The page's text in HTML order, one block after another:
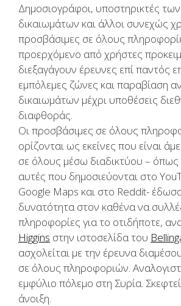
Δημοσιογράφοι, υποστηρικτές
δικαιωμάτων και άλλοι συνεχώς
προσβάσιμες σε όλους
προερχόμενο από χρήστες
διεξαγάγουν έρευνες επί παντός
εμπόλεμες ζώνες και παραβίαση
δικαιωμάτων μέχρι υποθέσεις
διαφθοράς.
Οι προσβάσιμες σε όλους
ορίζονται ως εκείνες που είναι
σε όλους μέσω διαδικτύου – όπως
αυτές που δημοσιεύονται στο
Google Maps και στο Reddit-
δυνατότητα στον καθένα να
πληροφορίες για το οτιδήποτε,
Higgins στην ιστοσελίδα του
ασχολείται με την έρευνα
σε όλους πληροφοριών.
εμφύλιο πόλεμο στη Συρία.
άνοιξη.